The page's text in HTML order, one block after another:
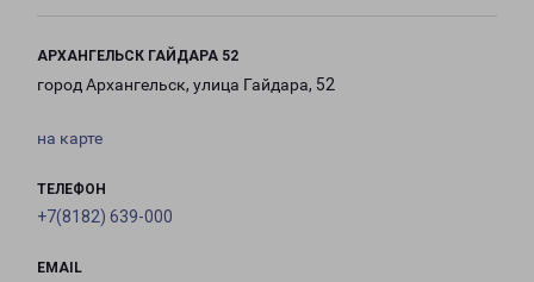
АРХАНГЕЛЬСК ГАЙДАРА 52
город Архангельск, улица Гайдара, 52
на карте
ТЕЛЕФОН
+7(8182) 639-000
EMAIL